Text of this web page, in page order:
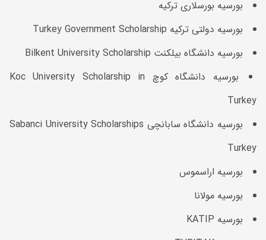
بورسیه بورسلاری ترکیه
بورسیه دولتی ترکیه Turkey Government Scholarship
بورسیه دانشگاه بیلکنت Bilkent University Scholarship
بورسیه دانشگاه کوچ Koc University Scholarship in
Turkey
بورسیه دانشگاه سابانچی Sabanci University Scholarships
Turkey
بورسیه اراسموس
بورسیه مولانا
بورسیه KATIP